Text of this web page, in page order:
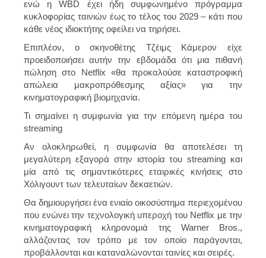
ενώ η WBD έχει ήδη συμφωνημένο πρόγραμμα
κυκλοφορίας ταινιών έως το τέλος του 2029 – κάτι που
κάθε νέος ιδιοκτήτης οφείλει να τηρήσει.
Επιπλέον, ο σκηνοθέτης Τζέιμς Κάμερον είχε
προειδοποιήσει αυτήν την εβδομάδα ότι μια πιθανή
πώληση στο Netflix «θα προκαλούσε καταστροφική
απώλεια μακροπρόθεσμης αξίας» για την
κινηματογραφική βιομηχανία.
Τι σημαίνει η συμφωνία για την επόμενη ημέρα του
streaming
Αν ολοκληρωθεί, η συμφωνία θα αποτελέσει τη
μεγαλύτερη εξαγορά στην ιστορία του streaming και
μία από τις σημαντικότερες εταιρικές κινήσεις στο
Χόλιγουντ των τελευταίων δεκαετιών.
Θα δημιουργήσει ένα ενιαίο οικοσύστημα περιεχομένου
που ενώνει την τεχνολογική υπεροχή του Netflix με την
κινηματογραφική κληρονομιά της Warner Bros.,
αλλάζοντας τον τρόπο με τον οποίο παράγονται,
προβάλλονται και καταναλώνονται ταινίες και σειρές.